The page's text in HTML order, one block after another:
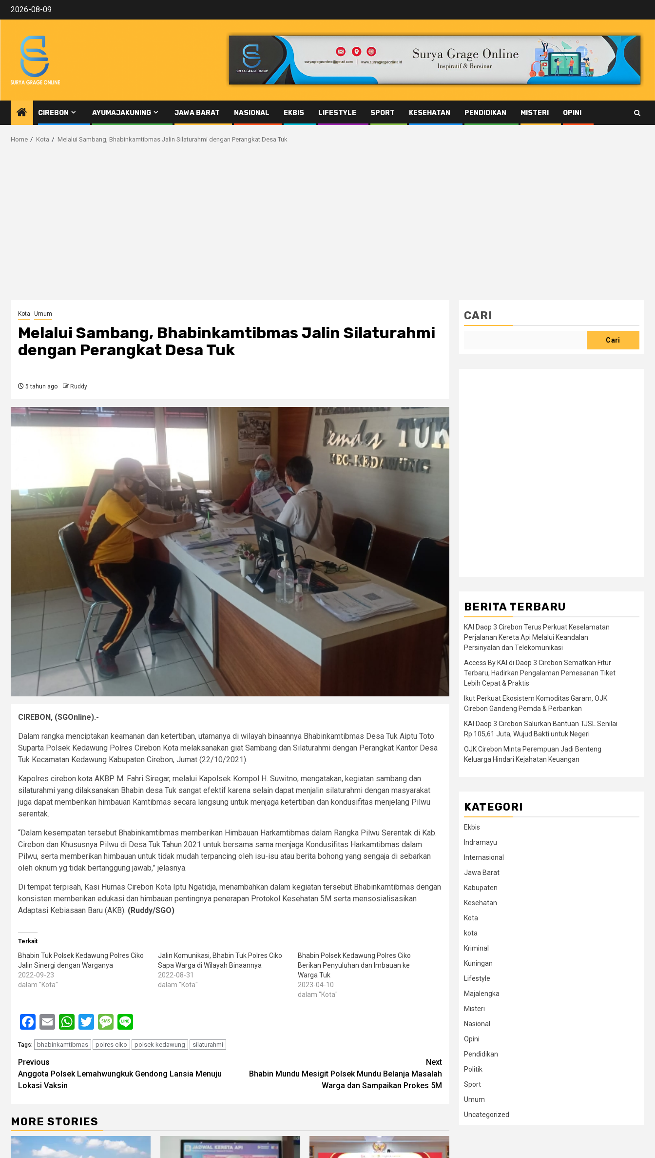
Skip2026-08-09
CIREBON AYUMAJAKUNING JAWA BARAT NASIONAL EKBIS LIFESTYLE SPORT KESEHATAN PENDIDIKAN MISTERI OPINI
Home Kota Melalui Sambang, Bhabinkamtibmas Jalin Silaturahmi dengan Perangkat Desa Tuk
Kota Umum
Melalui Sambang, Bhabinkamtibmas Jalin Silaturahmi
dengan Perangkat Desa Tuk
5 tahun ago Ruddy
CIREBON, (SGOnline).-
Dalam rangka menciptakan keamanan dan ketertiban, utamanya di wilayah binaannya Bhabinkamtibmas Desa Tuk Aiptu Toto
Suparta Polsek Kedawung Polres Cirebon Kota melaksanakan giat Sambang dan Silaturahmi dengan Perangkat Kantor Desa
Tuk Kecamatan Kedawung Kabupaten Cirebon, Jumat (22/10/2021).
Kapolres cirebon kota AKBP M. Fahri Siregar, melalui Kapolsek Kompol H. Suwitno, mengatakan, kegiatan sambang dan
silaturahmi yang dilaksanakan Bhabin desa Tuk sangat efektif karena selain dapat menjalin silaturahmi dengan masyarakat
juga dapat memberikan himbauan Kamtibmas secara langsung untuk menjaga ketertiban dan kondusifitas menjelang Pilwu
serentak.
“Dalam kesempatan tersebut Bhabinkamtibmas memberikan Himbauan Harkamtibmas dalam Rangka Pilwu Serentak di Kab.
Cirebon dan Khususnya Pilwu di Desa Tuk Tahun 2021 untuk bersama sama menjaga Kondusifitas Harkamtibmas dalam
Pilwu, serta memberikan himbauan untuk tidak mudah terpancing oleh isu-isu atau berita bohong yang sengaja di sebarkan
oleh oknum yg tidak bertanggung jawab,” jelasnya.
Di tempat terpisah, Kasi Humas Cirebon Kota Iptu Ngatidja, menambahkan dalam kegiatan tersebut Bhabinkamtibmas dengan
konsisten memberikan edukasi dan himbauan pentingnya penerapan Protokol Kesehatan 5M serta mensosialisasikan
Adaptasi Kebiasaan Baru (AKB). (Ruddy/SGO)
Terkait
Bhabin Tuk Polsek Kedawung Polres Ciko
Jalin Sinergi dengan Warganya
2022-09-23
dalam "Kota"
Jalin Komunikasi, Bhabin Tuk Polres Ciko
Sapa Warga di Wilayah Binaannya
2022-08-31
dalam "Kota"
Bhabin Polsek Kedawung Polres Ciko
Berikan Penyuluhan dan Imbauan ke
Warga Tuk
2023-04-10
dalam "Kota"
Facebook
EmailWhatsApp
TwitterMessage
Tags: bhabinkamtibmas polres ciko polsek kedawung silaturahmi
Post
navigation
Previous
Anggota Polsek Lemahwungkuk Gendong Lansia Menuju
Lokasi Vaksin
Next
Bhabin Mundu Mesigit Polsek Mundu Belanja Masalah
Warga dan Sampaikan Prokes 5M
MORE STORIES
CARI
Cari
BERITA TERBARU
KAI Daop 3 Cirebon Terus Perkuat Keselamatan
Perjalanan Kereta Api Melalui Keandalan
Persinyalan dan Telekomunikasi
Access By KAI di Daop 3 Cirebon Sematkan Fitur
Terbaru, Hadirkan Pengalaman Pemesanan Tiket
Lebih Cepat & Praktis
Ikut Perkuat Ekosistem Komoditas Garam, OJK
Cirebon Gandeng Pemda & Perbankan
KAI Daop 3 Cirebon Salurkan Bantuan TJSL Senilai
Rp 105,61 Juta, Wujud Bakti untuk Negeri
OJK Cirebon Minta Perempuan Jadi Benteng
Keluarga Hindari Kejahatan Keuangan
KATEGORI
Ekbis
Indramayu
Internasional
Jawa Barat
Kabupaten
Kesehatan
Kota
kota
Kriminal
Kuningan
Lifestyle
Majalengka
Misteri
Nasional
Opini
Pendidikan
Politik
Sport
Umum
Uncategorized